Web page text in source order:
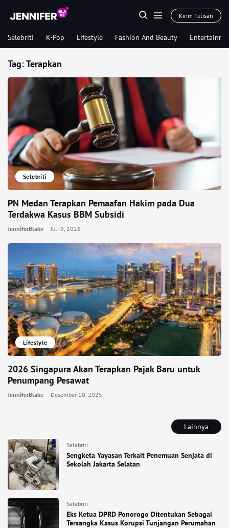
Kirim Tulisan
Selebriti K-Pop Lifestyle Fashion And Beauty
Lainnya
Selebriti
Sengketa Yayasan Terkait Penemuan Senjata di
Sekolah Jakarta Selatan
Selebriti
Eks Ketua DPRD Ponorogo Ditentukan Sebagai
Tersangka Kasus Korupsi Tunjangan Perumahan
Tag:Terapkan
Selebriti
PN Medan Terapkan Pemaafan Hakim pada Dua
Terdakwa Kasus BBM Subsidi
JenniferBlake Juli 9, 2026
Lifestyle
2026 Singapura Akan Terapkan Pajak Baru untuk
Penumpang Pesawat
JenniferBlake Desember 10, 2025